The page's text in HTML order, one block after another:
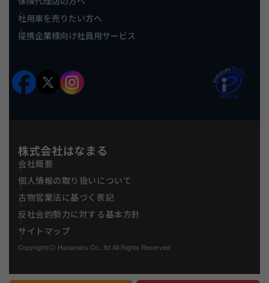
社用車を売りたい方へ
提携企業様向け社員用サービス
株式会社はなまる
会社概要
個人情報の取り扱いについて
古物営業法に基づく表記
反社会的勢力に対する基本方針
サイトマップ
Copyright(C) Hanamaru Co., ltd All Rights Reserved